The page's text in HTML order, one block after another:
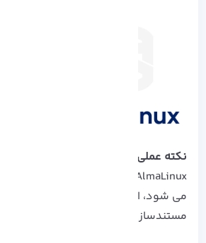
نکته عملی
مستندسازی بهتر، گزینه مطمئن‌ تری است.